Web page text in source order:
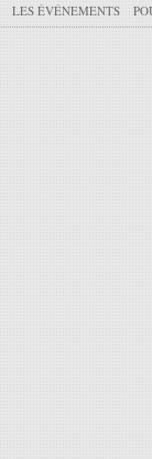
LES ÉVÉNEMENTS